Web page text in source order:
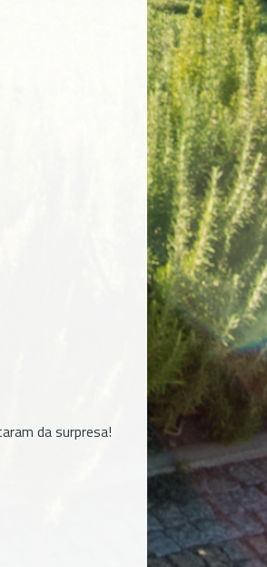
da surpresa!